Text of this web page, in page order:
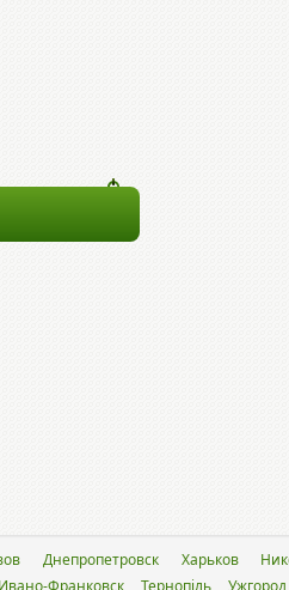
Днепропетровск Харьков
Ивано-Франковск Тернопіль Ужгород